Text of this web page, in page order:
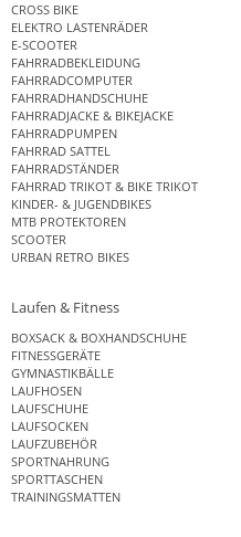
CROSS BIKE
ELEKTRO LASTENRÄDER
E-SCOOTER
FAHRRADBEKLEIDUNG
FAHRRADCOMPUTER
FAHRRADHANDSCHUHE
FAHRRADJACKE & BIKEJACKE
FAHRRADPUMPEN
FAHRRAD SATTEL
FAHRRADSTÄNDER
FAHRRAD TRIKOT & BIKE TRIKOT
KINDER- & JUGENDBIKES
MTB PROTEKTOREN
SCOOTER
URBAN RETRO BIKES
Laufen & Fitness
BOXSACK & BOXHANDSCHUHE
FITNESSGERÄTE
GYMNASTIKBÄLLE
LAUFHOSEN
LAUFSCHUHE
LAUFSOCKEN
LAUFZUBEHÖR
SPORTNAHRUNG
SPORTTASCHEN
TRAININGSMATTEN